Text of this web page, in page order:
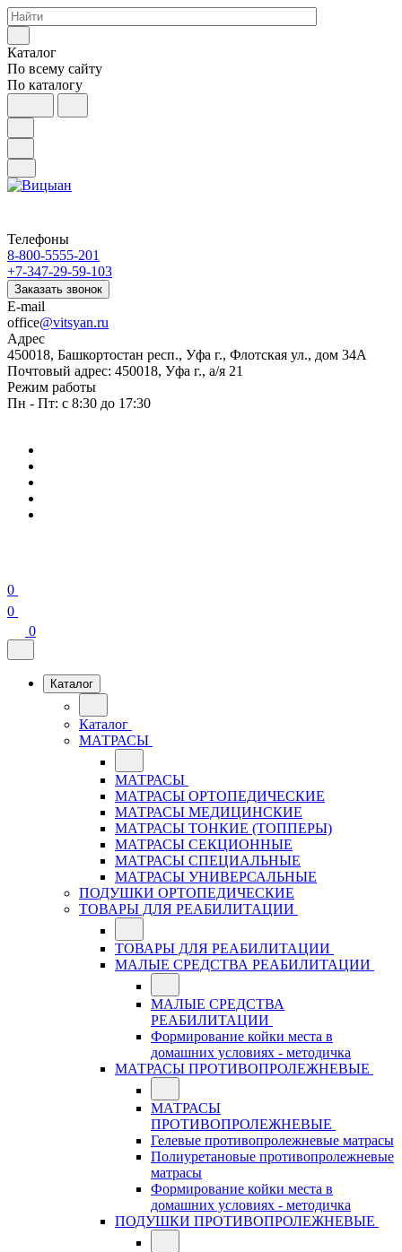
Каталог
По всему сайту
По каталогу
Телефоны
8-800-5555-201
+7-347-29-59-103
Заказать звонок
E-mail
office@vitsyan.ru
Адрес
450018, Башкортостан респ., Уфа г., Флотская ул., дом 34А
Почтовый адрес: 450018, Уфа г., а/я 21
Режим работы
Пн - Пт: с 8:30 до 17:30
0
0
0
Каталог
Каталог
МАТРАСЫ
МАТРАСЫ
МАТРАСЫ ОРТОПЕДИЧЕСКИЕ
МАТРАСЫ МЕДИЦИНСКИЕ
МАТРАСЫ ТОНКИЕ (ТОППЕРЫ)
МАТРАСЫ СЕКЦИОННЫЕ
МАТРАСЫ СПЕЦИАЛЬНЫЕ
МАТРАСЫ УНИВЕРСАЛЬНЫЕ
ПОДУШКИ ОРТОПЕДИЧЕСКИЕ
ТОВАРЫ ДЛЯ РЕАБИЛИТАЦИИ
ТОВАРЫ ДЛЯ РЕАБИЛИТАЦИИ
МАЛЫЕ СРЕДСТВА РЕАБИЛИТАЦИИ
МАЛЫЕ СРЕДСТВА
РЕАБИЛИТАЦИИ
Формирование койки места в
домашних условиях - методичка
МАТРАСЫ ПРОТИВОПРОЛЕЖНЕВЫЕ
МАТРАСЫ
ПРОТИВОПРОЛЕЖНЕВЫЕ
Гелевые противопролежневые матрасы
Полиуретановые противопролежневые
матрасы
Формирование койки места в
домашних условиях - методичка
ПОДУШКИ ПРОТИВОПРОЛЕЖНЕВЫЕ